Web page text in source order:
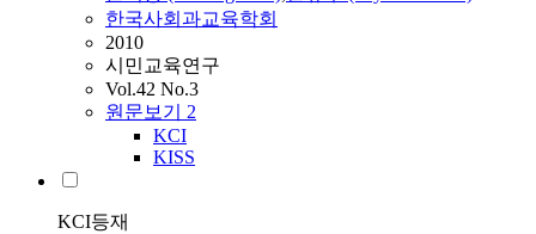
한국사회과교육학회
2010
시민교육연구
Vol.42 No.3
원문보기 2
KCI
KISS
KCI등재